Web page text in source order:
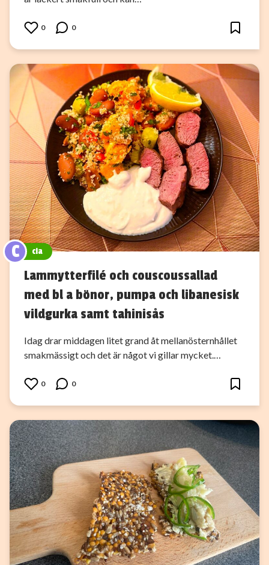
0 0
C cia
Lammytterfilé och couscoussallad
med bl a bönor, pumpa och libanesisk
vildgurka samt tahinisås
Idag drar middagen litet grand åt mellanösternhållet
smakmässigt och det är något vi gillar mycket.…
0 0